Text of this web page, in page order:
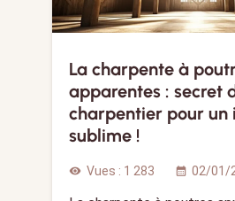
La charpente à
apparentes : secret
charpentier pour un
sublime !
visibility Vues : 1 283 calendar_month 02/01/